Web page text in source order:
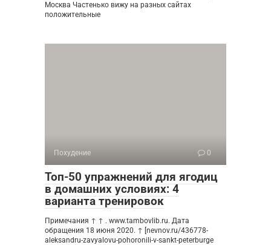
Москва Частенько вижу на разных сайтах
положительные
Похудение 0
Топ-50 упражнений для ягодиц
в домашних условиях: 4
варианта тренировок
Примечания ↑ ↑ . www.tambovlib.ru. Дата
обращения 18 июня 2020. ↑ [nevnov.ru/436778-
aleksandru-zavyalovu-pohoronili-v-sankt-peterburge